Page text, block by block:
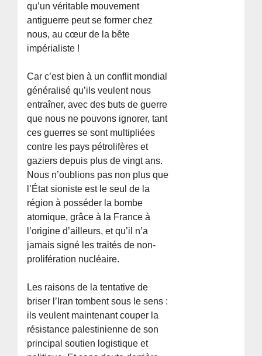
qu’un véritable mouvement
antiguerre peut se former chez
nous, au cœur de la bête
impérialiste !
Car c’est bien à un conflit mondial
généralisé qu’ils veulent nous
entraîner, avec des buts de guerre
que nous ne pouvons ignorer, tant
ces guerres se sont multipliées
contre les pays pétrolifères et
gaziers depuis plus de vingt ans.
Nous n’oublions pas non plus que
l’État sioniste est le seul de la
région à posséder la bombe
atomique, grâce à la France à
l’origine d’ailleurs, et qu’il n’a
jamais signé les traités de non-
prolifération nucléaire.
Les raisons de la tentative de
briser l’Iran tombent sous le sens :
ils veulent maintenant couper la
résistance palestinienne de son
principal soutien logistique et